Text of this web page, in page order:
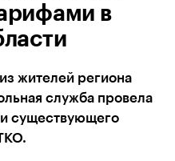
в
жителей региона
служба провела
существующего